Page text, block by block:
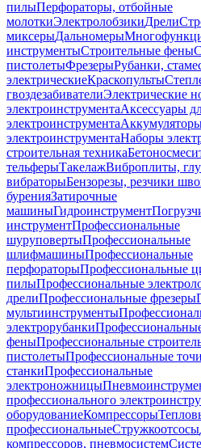
пилыПерфораторы, отбойные
молоткиЭлектролобзикиДрели
миксерыДальномеры
инструментыСтроительные фены
пистолетыФрезерыРубанки,
электрическиеКраскопульты
гвоздезабивателиЭлектрические
электроинструментаАксессуары
электроинструмента
электроинструментаНаборы
строительная техника
тельферыТакелажВиброплиты,
вибраторыБензорезы, резчики
буренияЗатирочные
машиныГидроинструмент
инструментПрофессиональные
шуруповертыПрофессиональные
шлифмашиныПрофессиональные
перфораторыПрофессиональные
пилыПрофессиональные
дрелиПрофессиональные фрезеры
мультиинструменты
электрорубанки
феныПрофессиональные
пистолетыПрофессиональные
станкиПрофессиональные
электроножницы
профессионального
оборудованиеКомпрессоры
профессиональныеСтружкоотсосы
компрессоров, пневмосистем